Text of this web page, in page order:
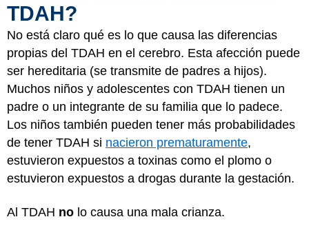
TDAH?
No está claro qué es lo que causa las diferencias
propias del TDAH en el cerebro. Esta afección puede
ser hereditaria (se transmite de padres a hijos).
Muchos niños y adolescentes con TDAH tienen un
padre o un integrante de su familia que lo padece.
Los niños también pueden tener más probabilidades
de tener TDAH si nacieron prematuramente,
estuvieron expuestos a toxinas como el plomo o
estuvieron expuestos a drogas durante la gestación.
Al TDAH no lo causa una mala crianza.